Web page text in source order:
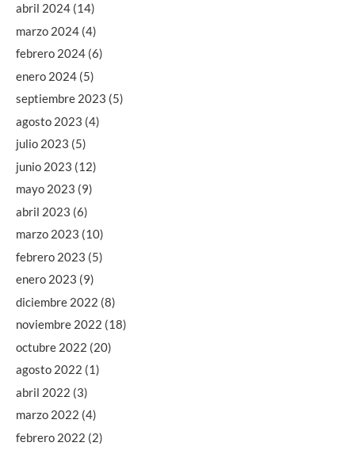
abril 2024 (14)
marzo 2024 (4)
febrero 2024 (6)
enero 2024 (5)
septiembre 2023 (5)
agosto 2023 (4)
julio 2023 (5)
junio 2023 (12)
mayo 2023 (9)
abril 2023 (6)
marzo 2023 (10)
febrero 2023 (5)
enero 2023 (9)
diciembre 2022 (8)
noviembre 2022 (18)
octubre 2022 (20)
agosto 2022 (1)
abril 2022 (3)
marzo 2022 (4)
febrero 2022 (2)